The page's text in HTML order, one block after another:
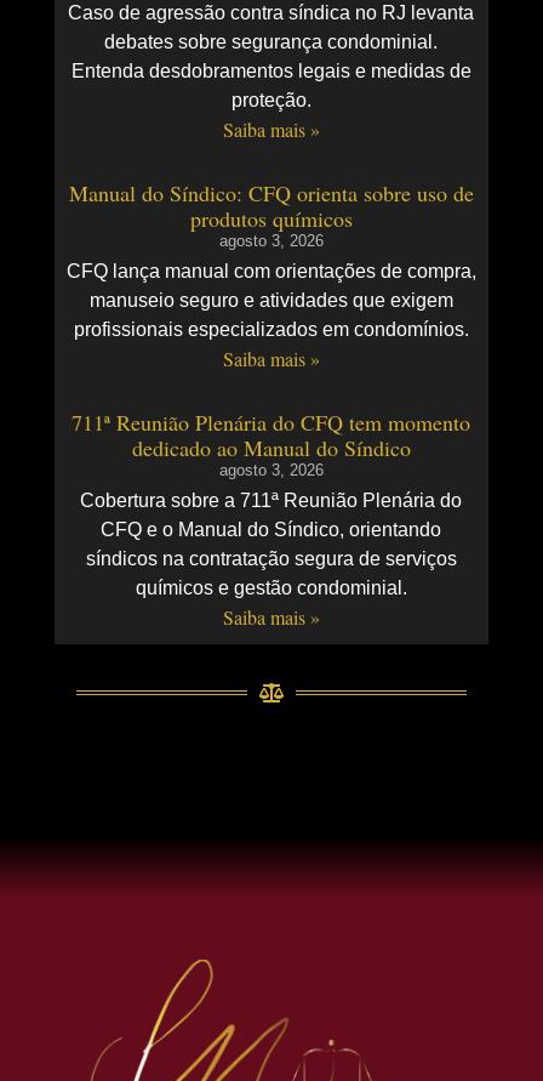
Caso de agressão contra síndica no RJ levanta
debates sobre segurança condominial.
Entenda desdobramentos legais e medidas de
proteção.
Saiba mais »
Manual do Síndico: CFQ orienta sobre uso de
produtos químicos
agosto 3, 2026
CFQ lança manual com orientações de compra,
manuseio seguro e atividades que exigem
profissionais especializados em condomínios.
Saiba mais »
711ª Reunião Plenária do CFQ tem momento
dedicado ao Manual do Síndico
agosto 3, 2026
Cobertura sobre a 711ª Reunião Plenária do
CFQ e o Manual do Síndico, orientando
síndicos na contratação segura de serviços
químicos e gestão condominial.
Saiba mais »